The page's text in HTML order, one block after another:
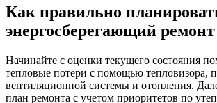
Как правильно
энергосберегающий ремонт
Начинайте с оценки текущего состояния
тепловые потери с помощью тепловизора,
вентиляционной системы и отопления.
план ремонта с учетом приоритетов по